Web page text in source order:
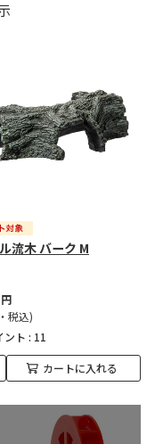
流木 バーク M
円
税込)
ント : 11
カートに入れる